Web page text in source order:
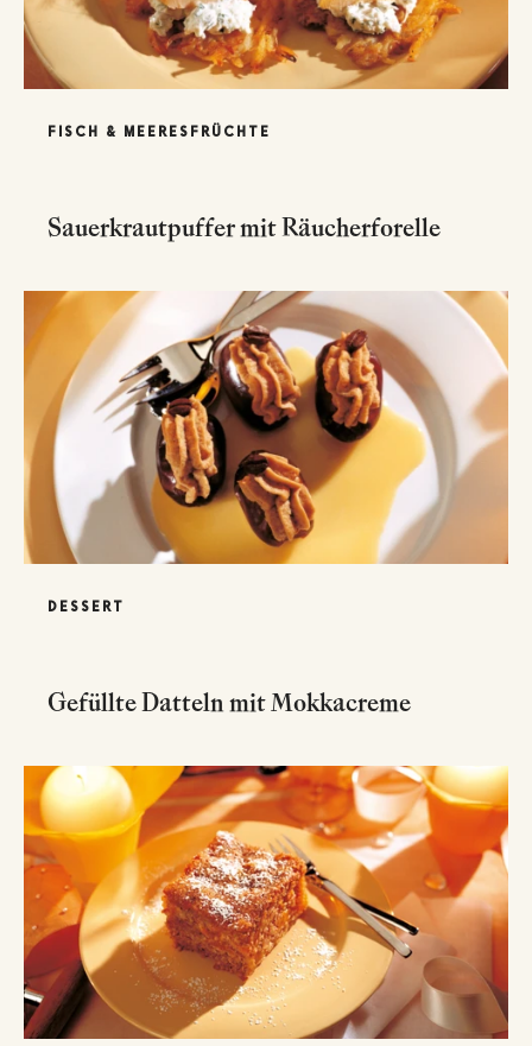
FISCH & MEERESFRÜCHTE
Sauerkrautpuffer mit Räucherforelle
DESSERT
Gefüllte Datteln mit Mokkacreme